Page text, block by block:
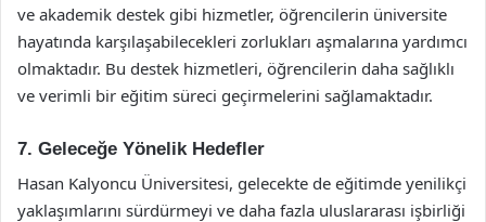
ve akademik destek gibi hizmetler, öğrencilerin üniversite
hayatında karşılaşabilecekleri zorlukları aşmalarına yardımcı
olmaktadır. Bu destek hizmetleri, öğrencilerin daha sağlıklı
ve verimli bir eğitim süreci geçirmelerini sağlamaktadır.
7. Geleceğe Yönelik Hedefler
Hasan Kalyoncu Üniversitesi, gelecekte de eğitimde yenilikçi
yaklaşımlarını sürdürmeyi ve daha fazla uluslararası işbirliği